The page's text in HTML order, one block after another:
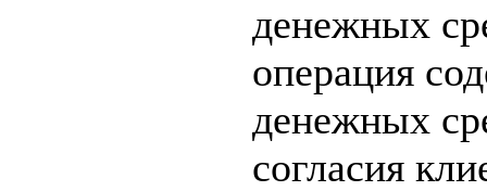
денежных
операция
денежных
согласия